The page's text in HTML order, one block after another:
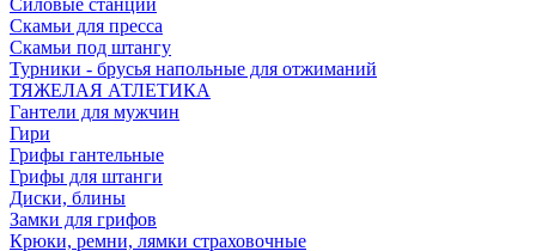
Силовые станции
Скамьи для пресса
Скамьи под штангу
Турники - брусья напольные для отжиманий
ТЯЖЕЛАЯ АТЛЕТИКА
Гантели для мужчин
Гири
Грифы гантельные
Грифы для штанги
Диски, блины
Замки для грифов
Крюки, ремни, лямки страховочные